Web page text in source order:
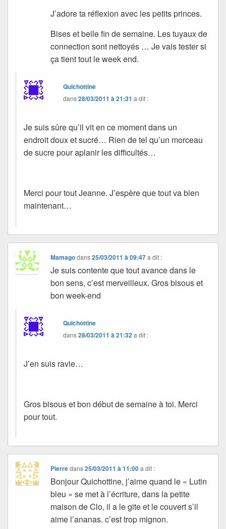
J’adore ta réflexion avec les petits princes.
Bises et belle fin de semaine. Les tuyaux de
connection sont nettoyés … Je vais tester si
ça tient tout le week end.
Quichottine
dans28/03/2011 à 21:31 a dit :
Je suis sûre qu’il vit en ce moment dans un
endroit doux et sucré… Rien de tel qu’un morceau
de sucre pour aplanir les difficultés…
Merci pour tout Jeanne. J’espère que tout va bien
maintenant…
Mamagodans25/03/2011 à 09:47 a dit :
Je suis contente que tout avance dans le
bon sens, c’est merveilleux. Gros bisous et
bon week-end
Quichottine
dans28/03/2011 à 21:32a dit :
J’en suis ravie…
Gros bisous et bon début de semaine à toi. Merci
pour tout.
Pierredans25/03/2011 à 11:00 a dit :
Bonjour Quichottine, j’aime quand le « Lutin
bleu » se met à l’écriture, dans la petite
maison de Clo, il a le gite et le couvert s’il
aime l’ananas. c’est trop mignon.